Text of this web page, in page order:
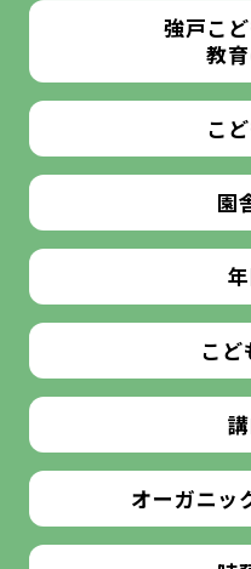
強戸こ
教
こ
園
こど
オーガニッ